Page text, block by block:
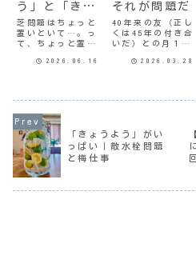
う」と「きょ
ういく」に溢
れた日々
芝問題はちょっと
置いといて…。っ
て、ちょっと置い
増えるんだけど。
う」と「きょうい
く」で溢れてい
る。蛇足ながら
「きょうよう」は
「今日用事があ
る」、「きょうい
く」は...
2026.06.16
それが問題だ
40年来の友（正し
くは45年の付き合
いだ）との月１回
ちょうど桜の季節
って、そこがどれ
くらい咲いてるか
はわからない。全
2026.03.28
「きょうよう」がい
っぱい｜散水栓問題
と梅仕事